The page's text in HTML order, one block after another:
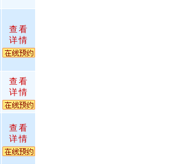
查看
详情
查看
详情
查看
详情